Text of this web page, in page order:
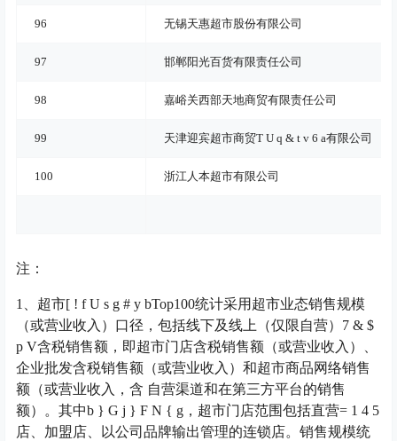
96 无锡天惠超市股份有限公司
97 邯郸阳光百货有限责任公司
98 嘉峪关西部天地商贸有限责任公司
99 天津迎宾超市商贸T U q & t v 6 a有限公司
100 浙江人本超市有限公司
注：
1、超市[ ! f U s g # y bTop100统计采用超市业态销售规模
（或营业收入）口径，包括线下及线上（仅限自营） 7 & $
p V含税销售额，即超市门店含税销售额（或营业收入）、
企业批发含税销售额（或营业收入）和超市商品网络销售
额（或营业收入，含 自营渠道和在第三方平台的销售
额）。其中b } G j } F N { g ，超市门店范围包括直营= 1 4 5
店、加盟店、以公司品牌输出管理的连锁店。销售规模统